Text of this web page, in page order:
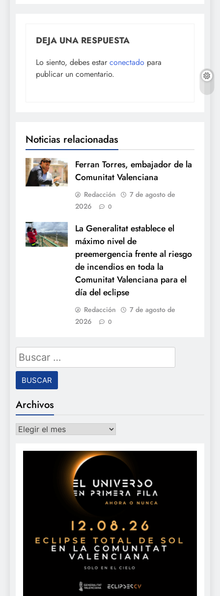
DEJA UNA RESPUESTA
Lo siento, debes estar conectado para
publicar un comentario.
Noticias relacionadas
Ferran Torres, embajador de la
Comunitat Valenciana
Redacción
7 de agosto de
2026
0
La Generalitat establece el
máximo nivel de
preemergencia frente al riesgo
de incendios en toda la
Comunitat Valenciana para el
día del eclipse
Redacción
7 de agosto de
2026
0
Buscar:
Archivos
Archivos